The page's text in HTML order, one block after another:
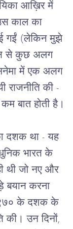
आख़िर में
काल का
गईं (लेकिन मुझे
से कुछ अलग
में एक अलग
राजनीति की -
बात होती है।
दशक था - यह
भारत के
थी जो नए और
बयान करना
के दशक के
की। उन दिनों,